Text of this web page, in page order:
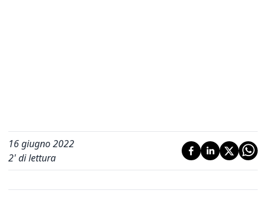
16 giugno 2022
2' di lettura